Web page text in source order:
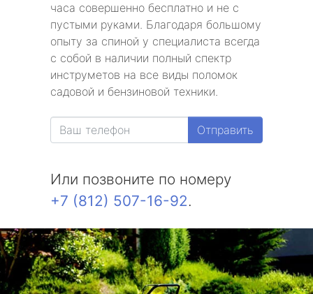
Левашово
Лисий Нос
Александровская
Молодежное
Комарово
Усть-Ижора
часа совершенно бесплатно и не с
пустыми руками. Благодаря большому
опыту за спиной у специалиста всегда
с собой в наличии полный спектр
инструметов на все виды поломок
садовой и бензиновой техники.
Отправить
Или позвоните по номеру
+7 (812) 507-16-92.